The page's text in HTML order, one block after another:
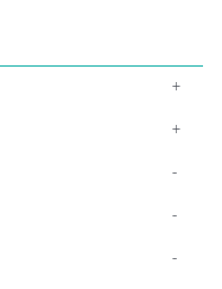
+
+
-
-
-